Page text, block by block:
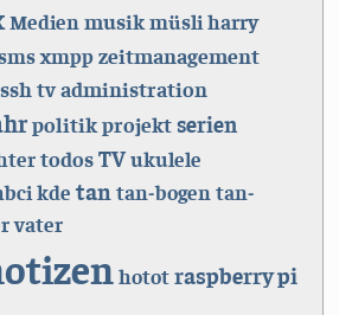
Medien musikmüsli harry
xmppzeitmanagement
ssh tvadministration
politikprojektserien
todosTVukulele
kde tan tan-bogen tan-
vater
hototraspberry pi